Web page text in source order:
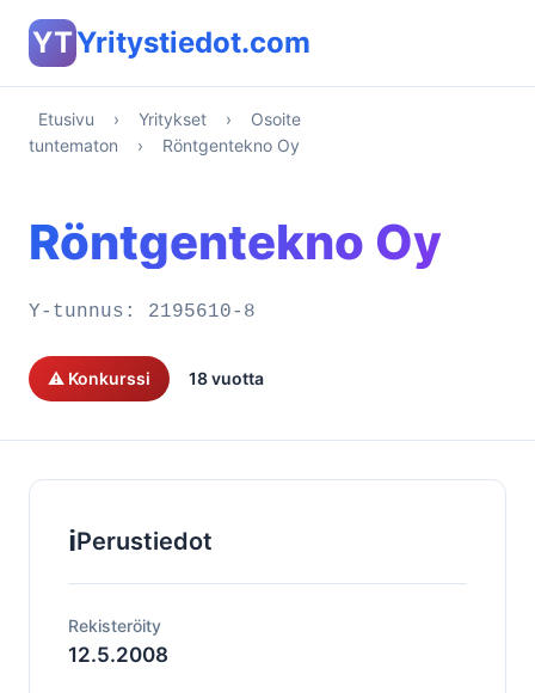
YTYritystiedot.com
Etusivu › Yritykset ›
Osoite
tuntematon
› Röntgentekno Oy
Röntgentekno Oy
Y-tunnus: 2195610-8
⚠️ Konkurssi 18 vuotta
ℹ️Perustiedot
Rekisteröity
12.5.2008